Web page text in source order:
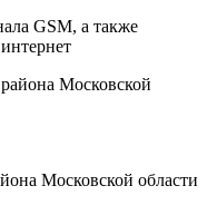
GSM, а также
Московской области